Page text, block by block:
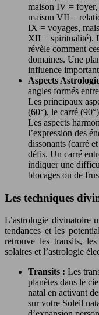
maison IV =
maison VII =
IX = voyages,
XII = spiritualité).
révèle comment
domaines. Une
influence
Aspects
angles formés
Les principaux
(60°), le carré
Les aspects
l’expression des
dissonants (carré
défis. Un carré
indiquer une
blocages ou de
Les techniques
L’astrologie divinatoire
tendances et les
retrouve les transits,
solaires et l’astrologie
Transits : Les
planètes dans le
natal en activant
sur votre Soleil